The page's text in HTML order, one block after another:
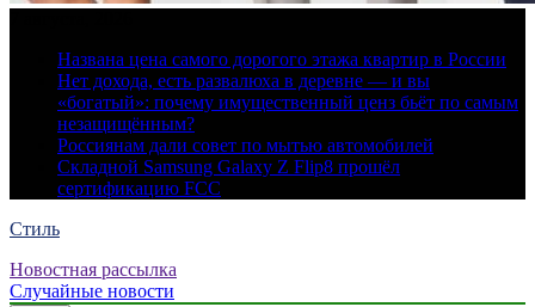
Названа цена самого дорогого этажа квартир в России
Нет дохода, есть развалюха в деревне — и вы
«богатый»: почему имущественный ценз бьёт по самым
незащищённым?
Россиянам дали совет по мытью автомобилей
Складной Samsung Galaxy Z Flip8 прошёл
сертификацию FCC
Стиль
Новостная рассылка
Случайные новости